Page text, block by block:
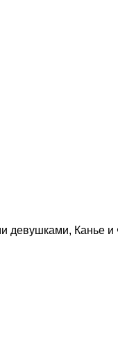
девушками, Канье